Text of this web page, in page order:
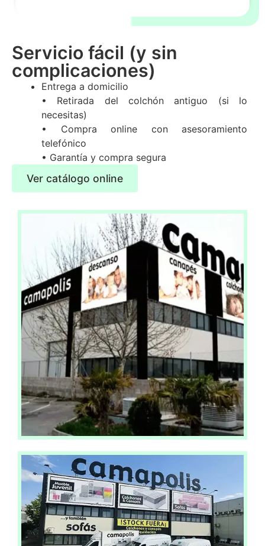
Servicio fácil (y sin
complicaciones)
Entrega a domicilio
• Retirada del colchón antiguo (si lo
necesitas)
• Compra online con asesoramiento
telefónico
• Garantía y compra segura
Ver catálogo online